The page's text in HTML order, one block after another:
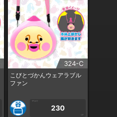
324-C
こびとづかんウェアラブル
ファン
1PLAY
230
CP